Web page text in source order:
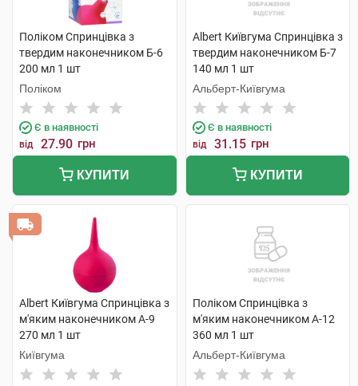
Поліком Спринцівка з
твердим наконечником Б-6
200 мл 1 шт
Поліком
Є в наявності
від 27.90 грн
КУПИТИ
Albert Київгума Спринцівка з
твердим наконечником Б-7
140 мл 1 шт
Альберт-Київгума
Є в наявності
від 31.15 грн
КУПИТИ
Albert Київгума Спринцівка з
м'яким наконечником А-9
270 мл 1 шт
Київгума
Поліком Спринцівка з
м'яким наконечником А-12
360 мл 1 шт
Альберт-Київгума